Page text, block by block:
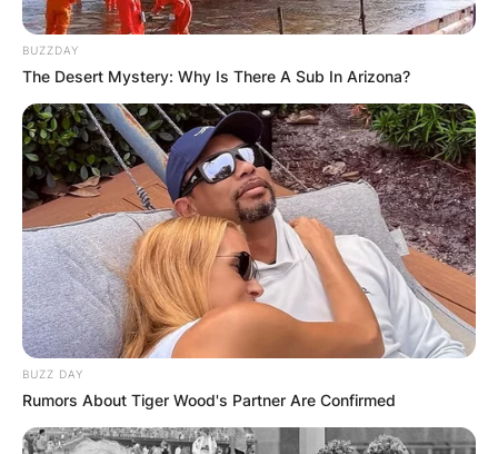
(ВИДЕО) Духовен чувар и
симбол на верата: Поставен
висок крст во црквата во
Идризово
Во Идризово свечено е поставен и осветен
крстот на храмот „Воведение на Пресвета
BUZZDAY
The Desert Mystery: Why Is There A Sub In Arizona?
BUZZ DAY
Rumors About Tiger Wood's Partner Are Confirmed